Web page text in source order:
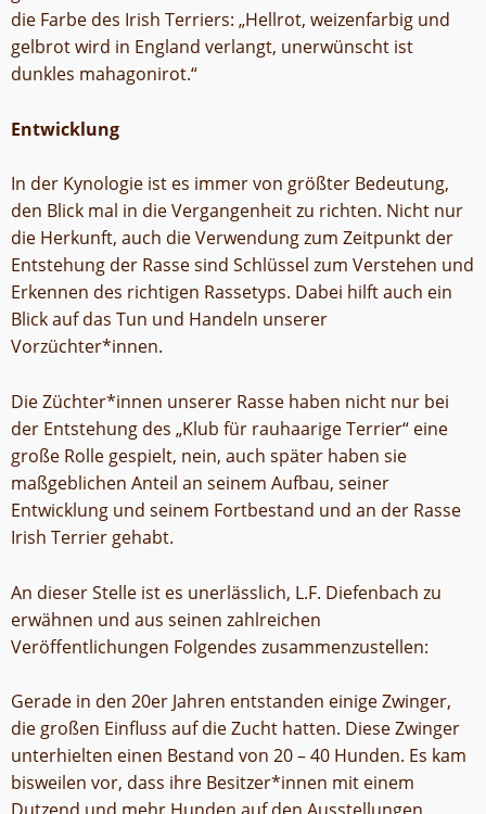
die Farbe des Irish Terriers: „Hellrot, weizenfarbig und
gelbrot wird in England verlangt, unerwünscht ist
dunkles mahagonirot.“
Entwicklung
In der Kynologie ist es immer von größter Bedeutung,
den Blick mal in die Vergangenheit zu richten. Nicht nur
die Herkunft, auch die Verwendung zum Zeitpunkt der
Entstehung der Rasse sind Schlüssel zum Verstehen und
Erkennen des richtigen Rassetyps. Dabei hilft auch ein
Blick auf das Tun und Handeln unserer
Vorzüchter*innen.
Die Züchter*innen unserer Rasse haben nicht nur bei
der Entstehung des „Klub für rauhaarige Terrier“ eine
große Rolle gespielt, nein, auch später haben sie
maßgeblichen Anteil an seinem Aufbau, seiner
Entwicklung und seinem Fortbestand und an der Rasse
Irish Terrier gehabt.
An dieser Stelle ist es unerlässlich, L.F. Diefenbach zu
erwähnen und aus seinen zahlreichen
Veröffentlichungen Folgendes zusammenzustellen:
Gerade in den 20er Jahren entstanden einige Zwinger,
die großen Einfluss auf die Zucht hatten. Diese Zwinger
unterhielten einen Bestand von 20 – 40 Hunden. Es kam
bisweilen vor, dass ihre Besitzer*innen mit einem